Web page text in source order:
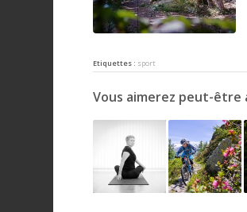
Etiquettes : sport
Vous aimerez peut-être